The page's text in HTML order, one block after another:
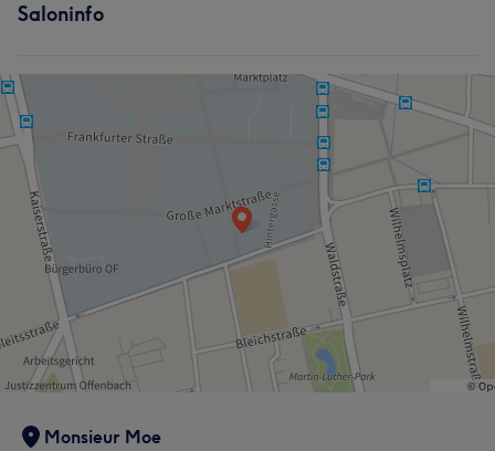
Was unsere Kunden über Moe sagen
Professionell 72 Kompetent
Sympathisch
Saloninfo
Monsieur Moe